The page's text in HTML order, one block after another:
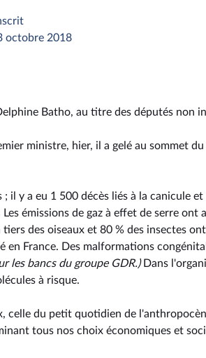
octobre 2018
Batho, au titre des députés non
ministre, hier, il a gelé au sommet
il y a eu 1 500 décès liés à la canicule
émissions de gaz à effet de serre ont
des oiseaux et 80 % des insectes
en France. Des malformations
les bancs du groupe GDR.)Dans
à risque.
celle du petit quotidien de
tous nos choix économiques et